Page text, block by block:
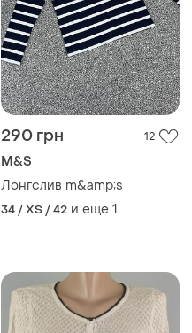
290 грн 12
M&S
Лонгслив m&amp;s
34 / XS / 42 и еще 1